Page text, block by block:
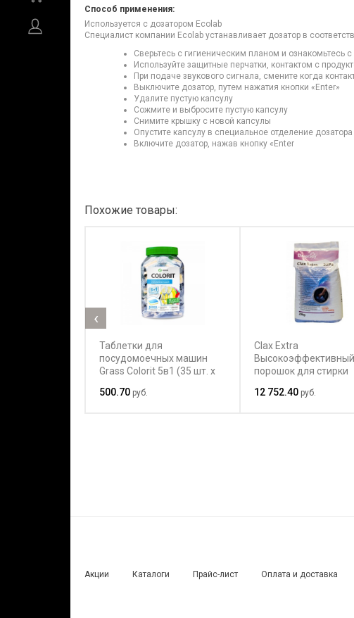
Способ применения:
Используется с дозатором Ecolab
Специалист компании Ecolab устанавливает дозатор в
Сверьтесь с гигиеническим планом и ознакомьтесь
Используйте защитные перчатки, контактом с
При подаче звукового сигнала, смените когда
Выключите дозатор, путем нажатия кнопки «Enter»
Удалите пустую капсулу
Сожмите и выбросите пустую капсулу
Снимите крышку с новой капсулы
Опустите капсулу в специальное отделение дозатора
Включите дозатор, нажав кнопку «Enter
Похожие товары:
Таблетки для
посудомоечных машин
Grass Colorit 5в1 (35 шт. х
500.70 руб.
Clax Extra
Высокоэффективный
порошок для стирки
подходит для стирки
12 752.40 руб.
‹
Акции Каталоги Прайс-лист Оплата и доставка